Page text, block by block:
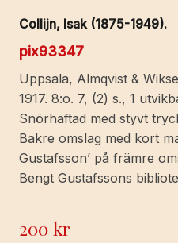
Collijn, Isak (1875-1949).
pix93347
Uppsala, Almqvist &
1917. 8:o. 7, (2) s., 1
Snörhäftad med styvt
Bakre omslag med kort
Gustafsson’ på främre
Bengt Gustafssons
200kr